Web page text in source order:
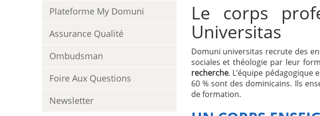
Plateforme My Domuni
Assurance Qualité
Ombudsman
Foire Aux Questions
Newsletter
Le corps
Universitas
Domuni universitas recrute des
sociales et théologie par leur
recherche. L’équipe pédagogique
60 % sont des dominicains. Ils
de formation.